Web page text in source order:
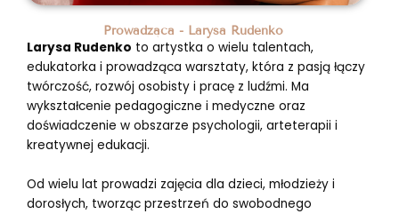
Prowadząca - Larysa Rudenko
Larysa Rudenko to artystka o wielu talentach,
edukatorka i prowadząca warsztaty, która z pasją łączy
twórczość, rozwój osobisty i pracę z ludźmi. Ma
wykształcenie pedagogiczne i medyczne oraz
doświadczenie w obszarze psychologii, arteterapii i
kreatywnej edukacji.
Od wielu lat prowadzi zajęcia dla dzieci, młodzieży i
dorosłych, tworząc przestrzeń do swobodnego